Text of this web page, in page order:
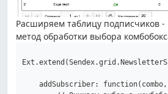
Расширяем таблицу подписчиков -
метод обработки выбора
addSubscriber: